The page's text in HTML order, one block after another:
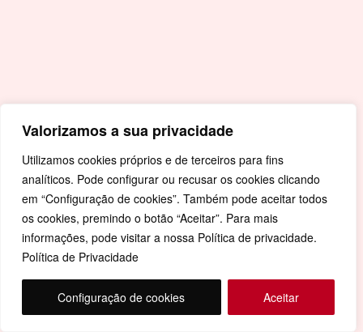
Valorizamos a sua privacidade
Utilizamos cookies próprios e de terceiros para fins
analíticos. Pode configurar ou recusar os cookies clicando
em “Configuração de cookies”. Também pode aceitar todos
os cookies, premindo o botão “Aceitar”. Para mais
informações, pode visitar a nossa Política de privacidade.
Política de Privacidade
Configuração de cookies Aceitar